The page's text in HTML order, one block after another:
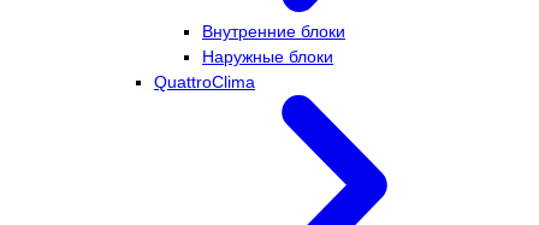
Внутренние блоки
Наружные блоки
QuattroClima